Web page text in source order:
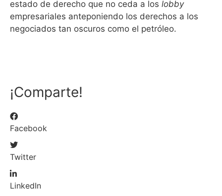
estado de derecho que no ceda a los lobby
empresariales anteponiendo los derechos a los
negociados tan oscuros como el petróleo.
¡Comparte!
Facebook
Twitter
LinkedIn